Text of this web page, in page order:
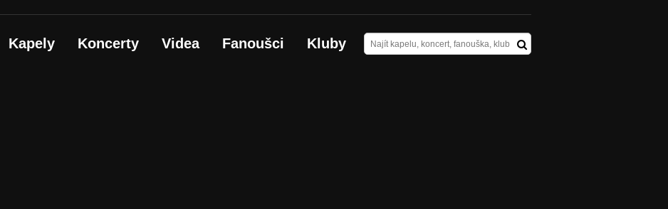
Kapely Koncerty Videa Fanoušci Kluby